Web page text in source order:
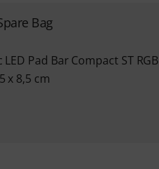
Bag
Pad Bar Compact ST RGB
x 8,5 cm